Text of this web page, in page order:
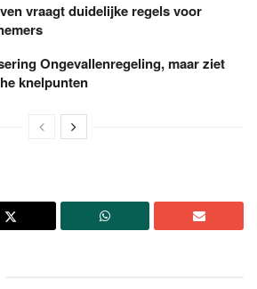
vraagt duidelijke regels voor
Ongevallenregeling, maar ziet
knelpunten